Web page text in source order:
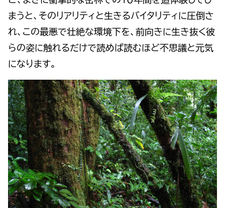
まうと、そのリアリティと生きるバイタリティに圧倒さ
れ、この最悪で壮絶な環境下を、前向きに生き抜く彼
らの姿に触れるだけで読めば読むほど不思議と元気
になります。